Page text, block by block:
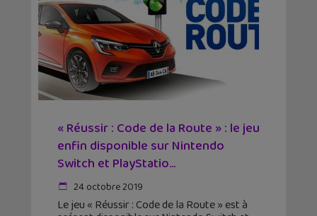
« Réussir : Code de la Route » : le jeu
enfin disponible sur Nintendo
Switch et PlayStatio...
24 octobre 2019
Le jeu « Réussir : Code de la Route » est à